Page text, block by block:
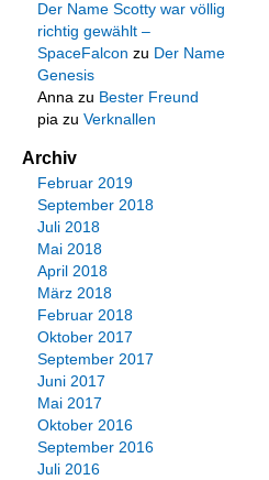
Der Name Scotty war völlig
richtig gewählt –
SpaceFalcon zu Der Name
Genesis
Annazu Bester Freund
piazu Verknallen
Archiv
Februar 2019
September 2018
Juli 2018
Mai 2018
April 2018
März 2018
Februar 2018
Oktober 2017
September 2017
Juni 2017
Mai 2017
Oktober 2016
September 2016
Juli 2016